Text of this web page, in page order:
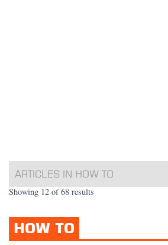
ARTICLES IN HOW TO
Showing 12 of 68 results
HOW TO